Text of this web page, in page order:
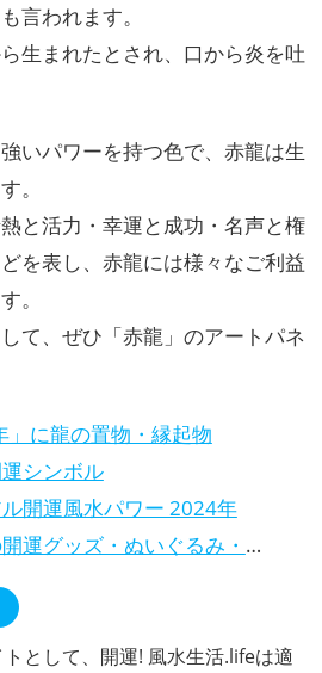
言われます。
生まれたとされ、口から炎を吐
いパワーを持つ色で、赤龍は生
。
と活力・幸運と成功・名声と権
を表し、赤龍には様々なご利益
。
て、ぜひ「赤龍」のアートパネ
に龍の置物・縁起物
シンボル
開運風水パワー 2024年
ッズ・ぬいぐるみ・風水置物
として、開運! 風水生活.lifeは適